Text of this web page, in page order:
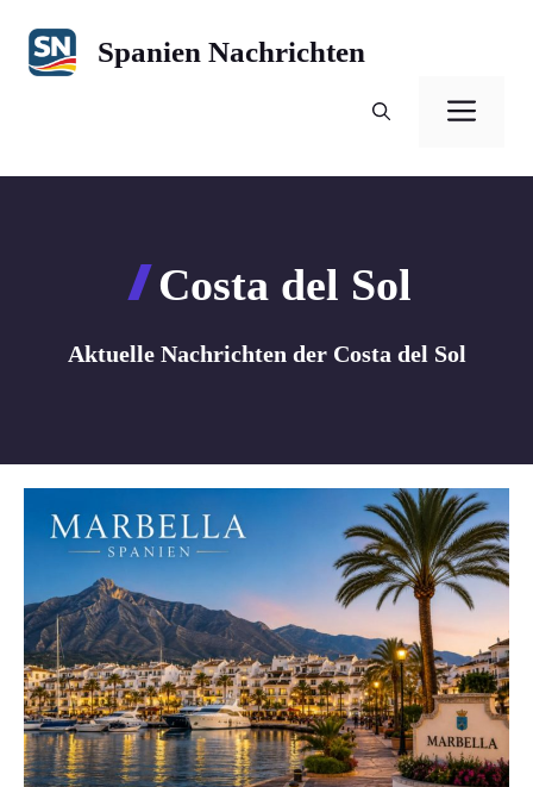
Inhalt
springen
Spanien Nachrichten
Costa del Sol
Aktuelle Nachrichten der Costa del Sol